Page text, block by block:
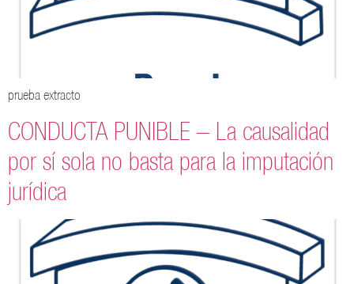
prueba extracto
CONDUCTA PUNIBLE – La causalidad
por sí sola no basta para la imputación
jurídica